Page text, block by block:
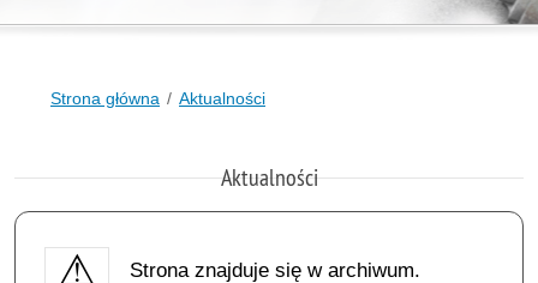
Strona główna Aktualności
Aktualności
Strona znajduje się w archiwum.